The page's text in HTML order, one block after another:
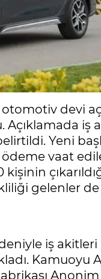
devi
Açıklamada iş
Yeni
vaat
gelenler
iş akitleri
Kamuoyu